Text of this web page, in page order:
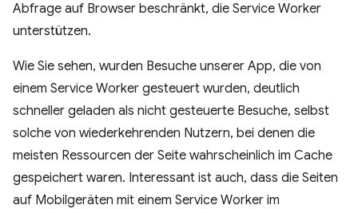
Abfrage auf Browser beschränkt, die Service Worker
unterstützen.
Wie Sie sehen, wurden Besuche unserer App, die von
einem Service Worker gesteuert wurden, deutlich
schneller geladen als nicht gesteuerte Besuche, selbst
solche von wiederkehrenden Nutzern, bei denen die
meisten Ressourcen der Seite wahrscheinlich im Cache
gespeichert waren. Interessant ist auch, dass die Seiten
auf Mobilgeräten mit einem Service Worker im